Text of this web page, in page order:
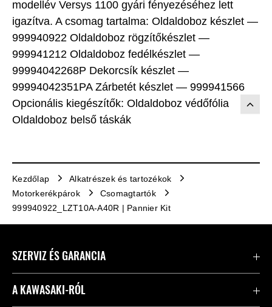
modellév Versys 1100 gyári fényezéséhez lett
igazítva. A csomag tartalma: Oldaldoboz készlet —
999940922 Oldaldoboz rögzítőkészlet —
999941212 Oldaldoboz fedélkészlet —
99994042268P Dekorcsík készlet —
99994042351PA Zárbetét készlet — 999941566
Opcionális kiegészítők: Oldaldoboz védőfólia
Oldaldoboz belső táskák
Kezdőlap
Alkatrészek és tartozékok
Motorkerékpárok
Csomagtartók
999940922_LZT10A-A40R | Pannier Kit
SZERVIZ ÉS GARANCIA
Kapcsolat
A KAWASAKI-RÓL